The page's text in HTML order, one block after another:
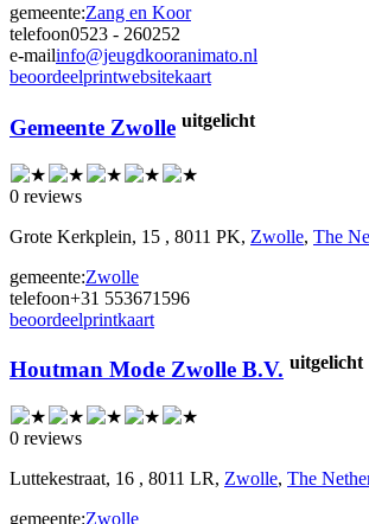
gemeente:Zang en Koor
telefoon0523 - 260252
e-mailinfo@jeugdkooranimato.nl
beoordeelprintwebsitekaart
Gemeente Zwolle uitgelicht
0 reviews
Grote Kerkplein, 15 , 8011 PK, Zwolle, The
gemeente:Zwolle
telefoon+31 553671596
beoordeelprintkaart
Houtman Mode Zwolle B.V. uitgelicht
0 reviews
Luttekestraat, 16 , 8011 LR, Zwolle, The
gemeente:Zwolle